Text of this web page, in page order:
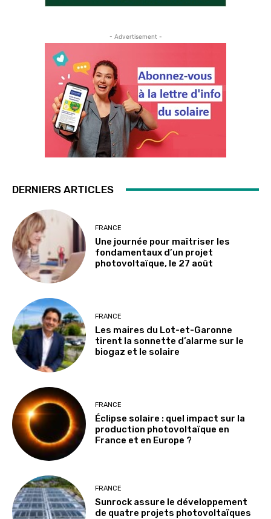
- Advertisement -
DERNIERS ARTICLES
FRANCE
Une journée pour maîtriser les
fondamentaux d’un projet
photovoltaïque, le 27 août
FRANCE
Les maires du Lot-et-Garonne
tirent la sonnette d’alarme sur le
biogaz et le solaire
FRANCE
Éclipse solaire : quel impact sur la
production photovoltaïque en
France et en Europe ?
FRANCE
Sunrock assure le développement
de quatre projets photovoltaïques